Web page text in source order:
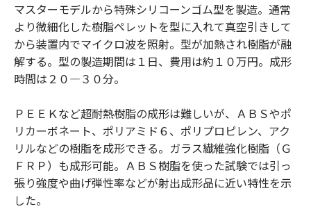
マスターモデルから特殊シリコーンゴム型を製造。通常
より微細化した樹脂ペレットを型に入れて真空引きして
から装置内でマイクロ波を照射。型が加熱され樹脂が融
解する。型の製造期間は１日、費用は約１０万円。成形
時間は２０―３０分。
ＰＥＥＫなど超耐熱樹脂の成形は難しいが、ＡＢＳやポ
リカーボネート、ポリアミド６、ポリプロピレン、アク
リルなどの樹脂を成形できる。ガラス繊維強化樹脂（Ｇ
ＦＲＰ）も成形可能。ＡＢＳ樹脂を使った試験では引っ
張り強度や曲げ弾性率などが射出成形品に近い特性を示
した。